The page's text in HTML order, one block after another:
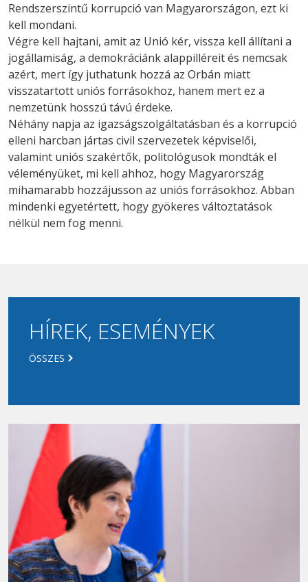
Rendszerszintű korrupció van Magyarországon, ezt ki
kell mondani.
Végre kell hajtani, amit az Unió kér, vissza kell állítani a
jogállamiság, a demokráciánk alappilléreit és nemcsak
azért, mert így juthatunk hozzá az Orbán miatt
visszatartott uniós forrásokhoz, hanem mert ez a
nemzetünk hosszú távú érdeke.
Néhány napja az igazságszolgáltatásban és a korrupció
elleni harcban jártas civil szervezetek képviselői,
valamint uniós szakértők, politológusok mondták el
véleményüket, mi kell ahhoz, hogy Magyarország
mihamarabb hozzájusson az uniós forrásokhoz. Abban
mindenki egyetértett, hogy gyökeres változtatások
nélkül nem fog menni.
HÍREK, ESEMÉNYEK
ÖSSZES